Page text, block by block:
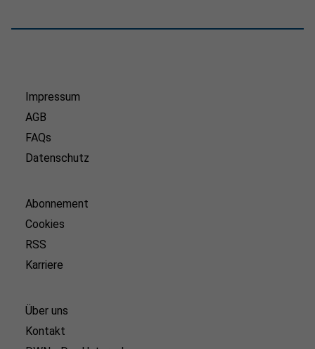
Impressum
AGB
FAQs
Datenschutz
Abonnement
Cookies
RSS
Karriere
Über uns
Kontakt